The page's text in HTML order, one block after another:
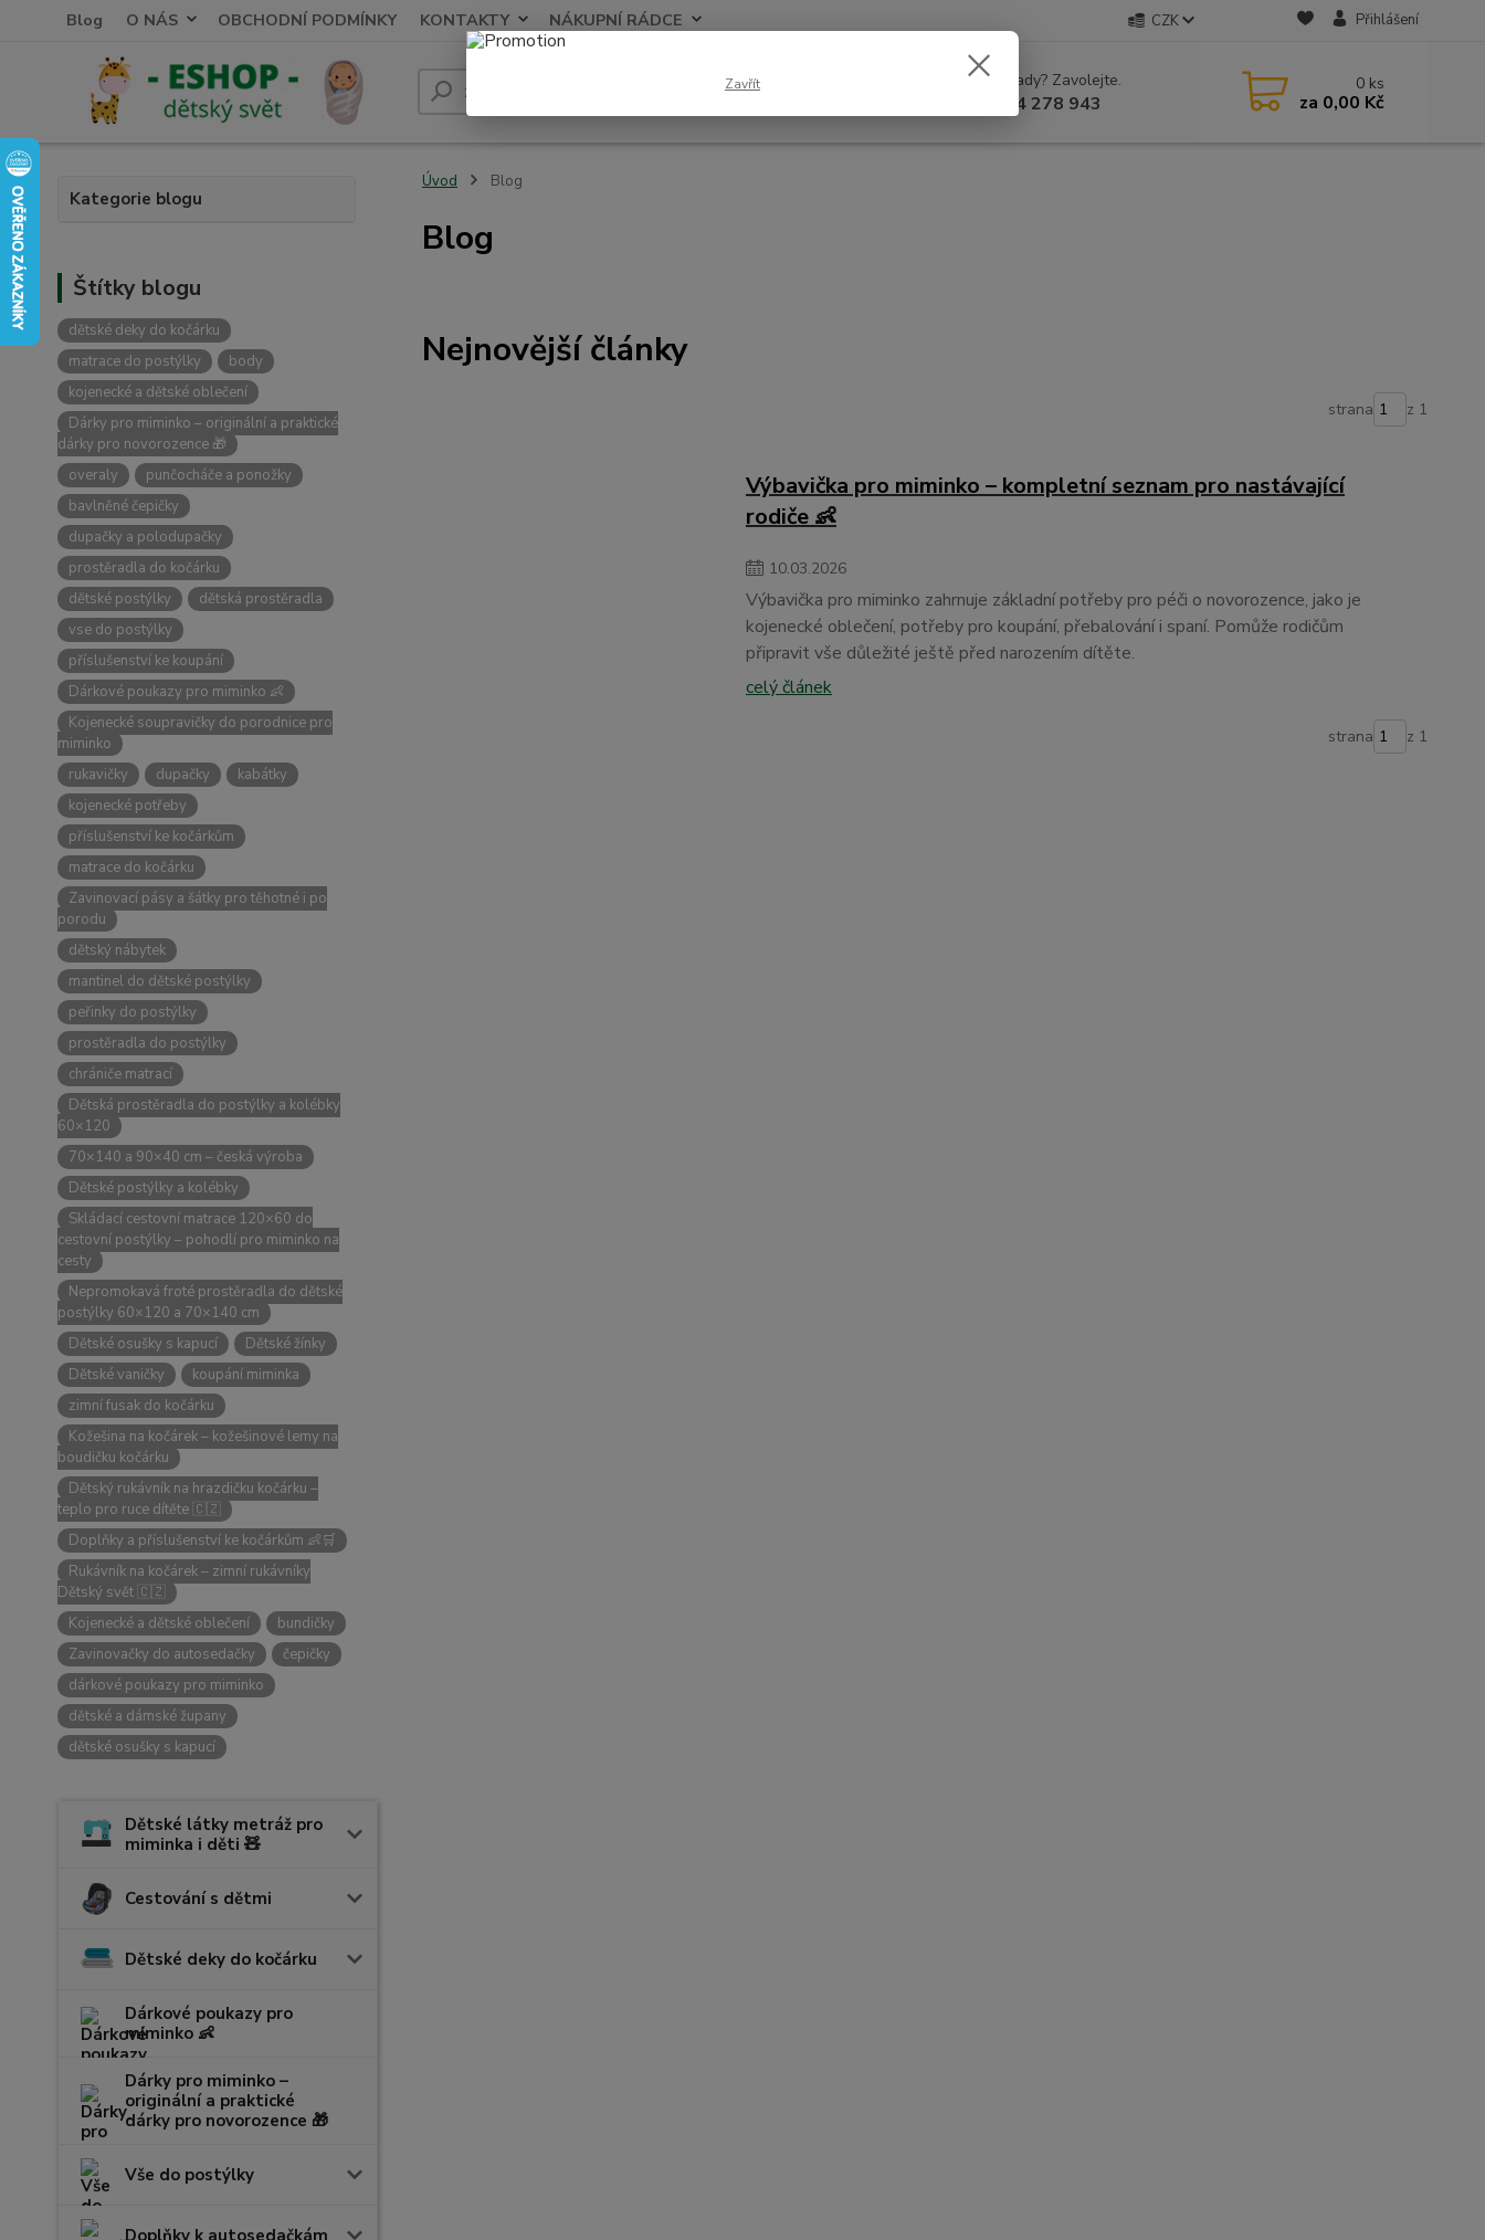
Blog O NÁS OBCHODNÍ PODMÍNKY KONTAKTY NÁKUPNÍ RÁDCE CZK Přihlášení
Hledat Nevíte si rady? Zavolejte.
+420 604 278 943
0 ks
za 0,00 Kč
Kategorie blogu
Štítky blogu
dětské deky do kočárku
matrace do postýlky
body
kojenecké a dětské oblečení
Dárky pro miminko – originální a praktické
dárky pro novorozence 🎁
overaly
punčocháče a ponožky
bavlněné čepičky
dupačky a polodupačky
prostěradla do kočárku
dětské postýlky
dětská prostěradla
vse do postýlky
příslušenství ke koupání
Dárkové poukazy pro miminko 👶
Kojenecké soupravičky do porodnice pro
miminko
rukavičky
dupačky
kabátky
kojenecké potřeby
příslušenství ke kočárkům
matrace do kočárku
Zavinovací pásy a šátky pro těhotné i po
porodu
dětský nábytek
mantinel do dětské postýlky
peřinky do postýlky
prostěradla do postýlky
chrániče matrací
Dětská prostěradla do postýlky a kolébky
60×120
70×140 a 90×40 cm – česká výroba
Dětské postýlky a kolébky
Skládací cestovní matrace 120×60 do
cestovní postýlky – pohodlí pro miminko na
cesty
Nepromokavá froté prostěradla do dětské
postýlky 60×120 a 70×140 cm
Dětské osušky s kapucí
Dětské žínky
Dětské vaničky
koupání miminka
zimní fusak do kočárku
Kožešina na kočárek – kožešinové lemy na
boudičku kočárku
Dětský rukávník na hrazdičku kočárku –
teplo pro ruce dítěte 🇨🇿
Doplňky a příslušenství ke kočárkům 👶🛒
Rukávník na kočárek – zimní rukávníky
Dětský svět 🇨🇿
Kojenecké a dětské oblečení
bundičky
Zavinovačky do autosedačky
čepičky
dárkové poukazy pro miminko
dětské a dámské župany
dětské osušky s kapucí
Dětské látky metráž pro
miminka i děti 🧸
Cestování s dětmi
Dětské deky do kočárku
Dárkové poukazy pro
miminko 👶
Dárky pro miminko –
originální a praktické
dárky pro novorozence 🎁
Vše do postýlky
Doplňky k autosedačkám
Úvod Blog
Blog
Nejnovější články
strana z 1
Výbavička pro miminko – kompletní seznam pro nastávající
rodiče 👶
10.03.2026
Výbavička pro miminko zahrnuje základní potřeby pro péči o novorozence, jako je
kojenecké oblečení, potřeby pro koupání, přebalování i spaní. Pomůže rodičům
připravit vše důležité ještě před narozením dítěte.
celý článek
strana z 1
Zavřít